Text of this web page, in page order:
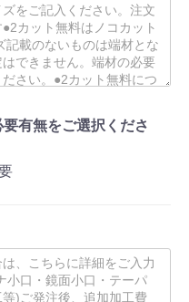
有無をご選択くださ